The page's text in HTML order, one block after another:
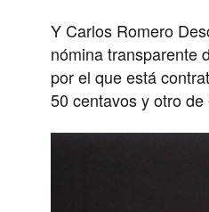
Y Carlos Romero
nómina transparente
por el que está
50 centavos y otro